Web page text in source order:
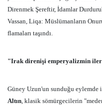
Direnmek Şereftir, İdamlar
Vassan, Liqa: Müslümanların
flamaları taşındı.
"Irak direnişi emperyalizmin
Güney Uzun'un sunduğu eylemde
Altın, klasik sömürgecilerin